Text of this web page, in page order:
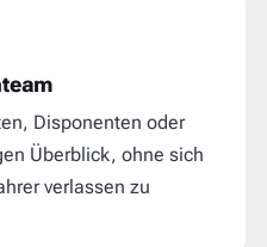
Disponenten oder
Überblick, ohne sich
verlassen zu